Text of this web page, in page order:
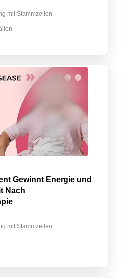
mit Stammzellen
Gewinnt Energie und
Nach
mit Stammzellen